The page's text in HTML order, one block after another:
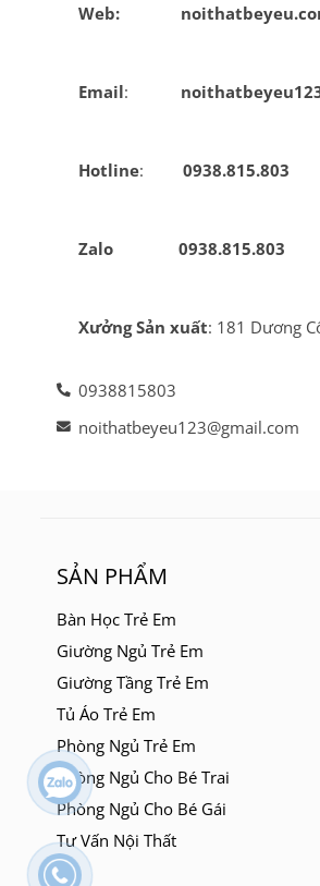
Web:
Email:
Hotline: 0938.815.803
Zalo 0938.815.803
Xưởng Sản xuất: 181 Dương
0938815803
noithatbeyeu123@gmail.com
SẢN PHẨM
Bàn Học Trẻ Em
Giường Ngủ Trẻ Em
Giường Tầng Trẻ Em
Tủ Áo Trẻ Em
Phòng Ngủ Trẻ Em
Phòng Ngủ Cho Bé Trai
Phòng Ngủ Cho Bé Gái
Tư Vấn Nội Thất